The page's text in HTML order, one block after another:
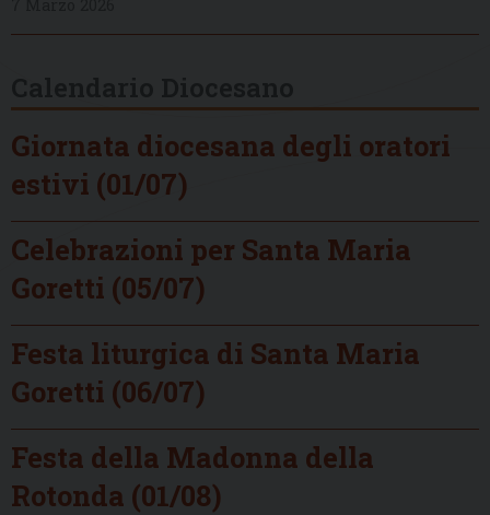
Giornata diocesana degli oratori
estivi (01/07)
Celebrazioni per Santa Maria
Goretti (05/07)
Festa liturgica di Santa Maria
Goretti (06/07)
Festa della Madonna della
Rotonda (01/08)